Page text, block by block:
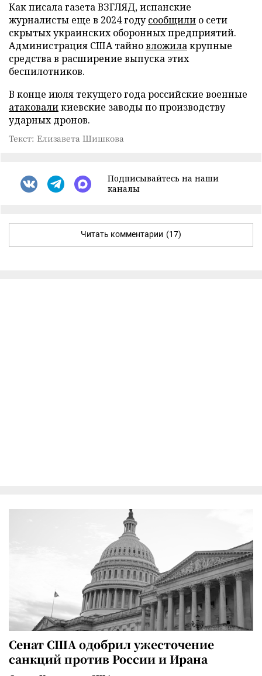
Как писала газета ВЗГЛЯД, испанские
журналисты еще в 2024 годусообщили о сети
скрытых украинских оборонных предприятий.
Администрация США тайновложилакрупные
средства в расширение выпуска этих
беспилотников.
В конце июля текущего года российские военные
атаковаликиевские заводы по производству
ударных дронов.
Текст: Елизавета Шишкова
Подписывайтесь на наши
каналы
Читать комментарии (17)
Сенат США одобрил ужесточение
санкций против России и Ирана